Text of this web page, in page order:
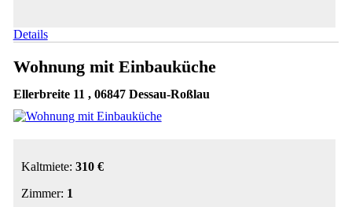
Details
Wohnung mit Einbauküche
Ellerbreite 11 , 06847 Dessau-Roßlau
Kaltmiete: 310 €
Zimmer: 1